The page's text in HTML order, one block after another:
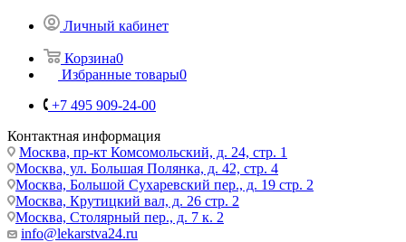
Личный кабинет
Корзина0
Избранные товары0
+7 495 909-24-00
Контактная информация
Москва, пр-кт Комсомольский, д. 24, стр. 1
Москва, ул. Большая Полянка, д. 42, стр. 4
Москва, Большой Сухаревский пер., д. 19 стр. 2
Москва, Крутицкий вал, д. 26 стр. 2
Москва, Столярный пер., д. 7 к. 2
info@lekarstva24.ru